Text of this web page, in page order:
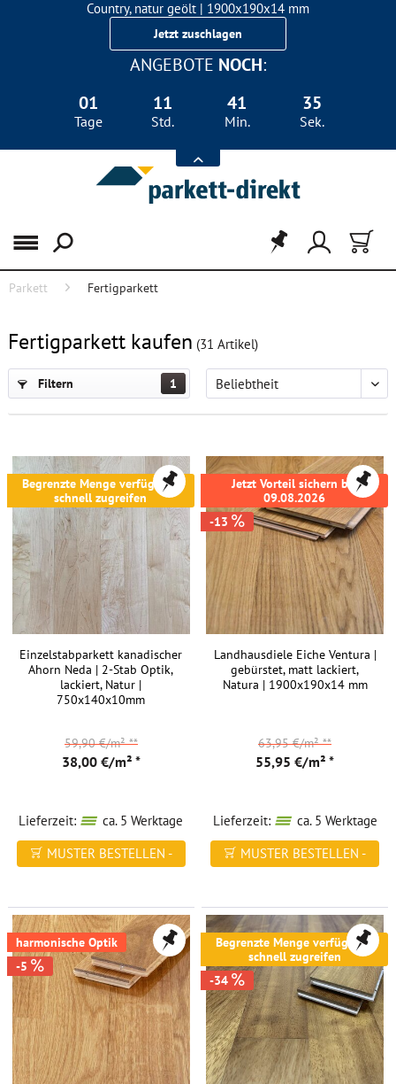
Landhausdiele Eiche für nur 29,90 €/m²
Country, natur geölt | 1900x190x14 mm
Landhausdiele Eiche für nur 29,90 €/m²
Jetzt zuschlagen
ANGEBOTE NOCH:
01
Tage
11
Std.
41
Min.
33
Sek.
Menü
Parkett Fertigparkett
FILTER
Fertigparkett kaufen (31 Artikel)
Filtern 1
Begrenzte Menge verfügbar -
schnell zugreifen
Einzelstabparkett kanadischer
Ahorn Neda | 2-Stab Optik,
lackiert, Natur |
750x140x10mm
38,00 €/m² *
59,90 €/m²**
Lieferzeit:
ca. 5 Werktage
MUSTER BESTELLEN -
Jetzt Vorteil sichern bis
09.08.2026
-13
Landhausdiele Eiche Ventura |
gebürstet, matt lackiert,
Natura | 1900x190x14 mm
55,95 €/m² *
63,95 €/m²**
Lieferzeit:
ca. 5 Werktage
MUSTER BESTELLEN -
harmonische Optik
-5
Begrenzte Menge verfügbar -
schnell zugreifen
-34